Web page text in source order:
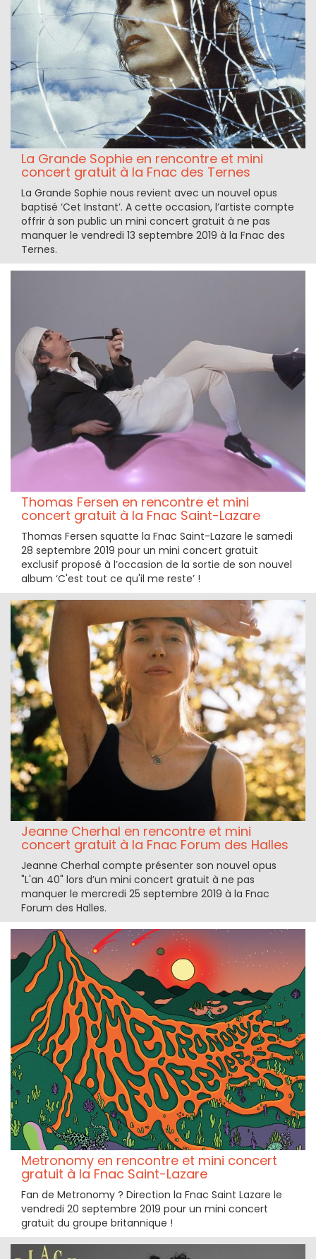
La Grande Sophie en rencontre et mini
concert gratuit à la Fnac des Ternes
La Grande Sophie nous revient avec un nouvel opus
baptisé ‘Cet Instant’. A cette occasion, l’artiste compte
offrir à son public un mini concert gratuit à ne pas
manquer le vendredi 13 septembre 2019 à la Fnac des
Ternes.
Thomas Fersen en rencontre et mini
concert gratuit à la Fnac Saint-Lazare
Thomas Fersen squatte la Fnac Saint-Lazare le samedi
28 septembre 2019 pour un mini concert gratuit
exclusif proposé à l’occasion de la sortie de son nouvel
album ‘C'est tout ce qu'il me reste’ !
Jeanne Cherhal en rencontre et mini
concert gratuit à la Fnac Forum des Halles
Jeanne Cherhal compte présenter son nouvel opus
"L'an 40" lors d’un mini concert gratuit à ne pas
manquer le mercredi 25 septembre 2019 à la Fnac
Forum des Halles.
Metronomy en rencontre et mini concert
gratuit à la Fnac Saint-Lazare
Fan de Metronomy ? Direction la Fnac Saint Lazare le
vendredi 20 septembre 2019 pour un mini concert
gratuit du groupe britannique !